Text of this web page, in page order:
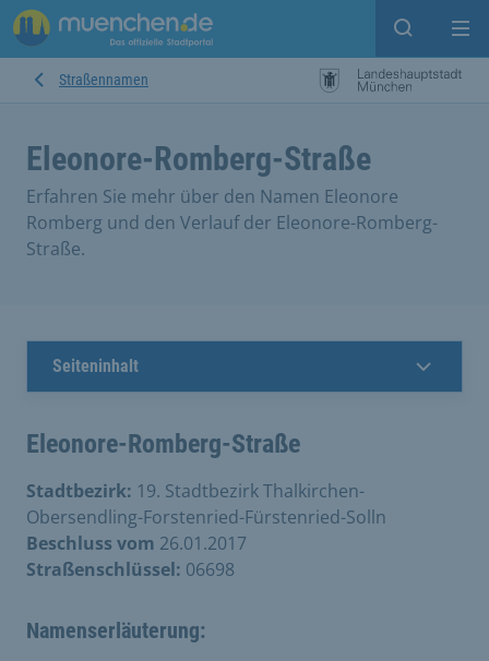
Suche
Straßennamen
Eleonore-Romberg-Straße
Erfahren Sie mehr über den Namen Eleonore
Romberg und den Verlauf der Eleonore-Romberg-
Straße.
Seiteninhalt
Eleonore-Romberg-Straße
Stadtbezirk: 19. Stadtbezirk Thalkirchen-
Obersendling-Forstenried-Fürstenried-Solln
Beschluss vom 26.01.2017
Straßenschlüssel: 06698
Namenserläuterung: